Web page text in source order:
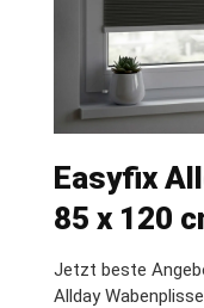
Easyfix
85 x 120
Jetzt beste
Allday